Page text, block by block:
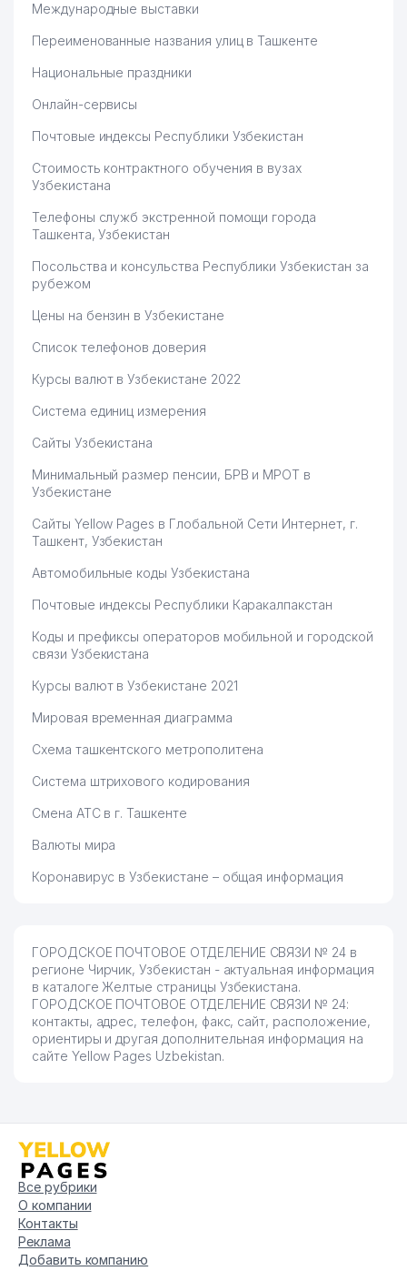
Международные выставки
Переименованные названия улиц в Ташкенте
Национальные праздники
Онлайн-сервисы
Почтовые индексы Республики Узбекистан
Стоимость контрактного обучения в вузах
Узбекистана
Телефоны служб экстренной помощи города
Ташкента, Узбекистан
Посольства и консульства Республики Узбекистан за
рубежом
Цены на бензин в Узбекистане
Список телефонов доверия
Курсы валют в Узбекистане 2022
Система единиц измерения
Сайты Узбекистана
Минимальный размер пенсии, БРВ и МРОТ в
Узбекистане
Сайты Yellow Pages в Глобальной Сети Интернет, г.
Ташкент, Узбекистан
Автомобильные коды Узбекистана
Почтовые индексы Республики Каракалпакстан
Коды и префиксы операторов мобильной и городской
связи Узбекистана
Курсы валют в Узбекистане 2021
Мировая временная диаграмма
Схема ташкентского метрополитена
Система штрихового кодирования
Смена АТС в г. Ташкенте
Валюты мира
Коронавирус в Узбекистане – общая информация
ГОРОДСКОЕ ПОЧТОВОЕ ОТДЕЛЕНИЕ СВЯЗИ № 24 в
регионе Чирчик, Узбекистан - актуальная информация
в каталоге Желтые страницы Узбекистана.
ГОРОДСКОЕ ПОЧТОВОЕ ОТДЕЛЕНИЕ СВЯЗИ № 24:
контакты, адрес, телефон, факс, сайт, расположение,
ориентиры и другая дополнительная информация на
сайте Yellow Pages Uzbekistan.
Все рубрики
О компании
Контакты
Реклама
Добавить компанию